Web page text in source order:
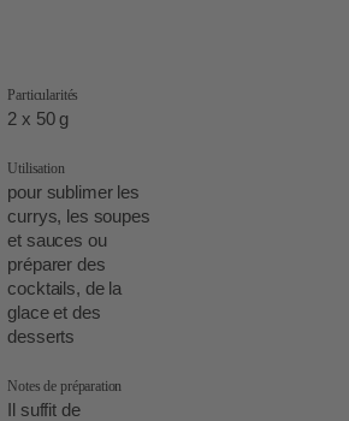
Particularités
2 x 50 g
Utilisation
pour sublimer les
currys, les soupes
et sauces ou
préparer des
cocktails, de la
glace et des
desserts
Notes de préparation
Il suffit de